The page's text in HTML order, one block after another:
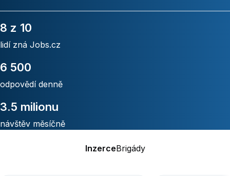
8 z 10
lidí zná Jobs.cz
6 500
odpovědí denně
3.5 milionu
návštěv měsíčně
InzerceBrigády